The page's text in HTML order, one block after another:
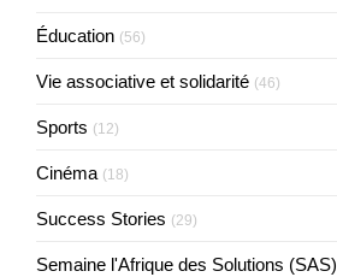
Éducation (56)
Vie associative et solidarité (46)
Sports (12)
Cinéma (18)
Success Stories (29)
Semaine l'Afrique des Solutions (SAS)